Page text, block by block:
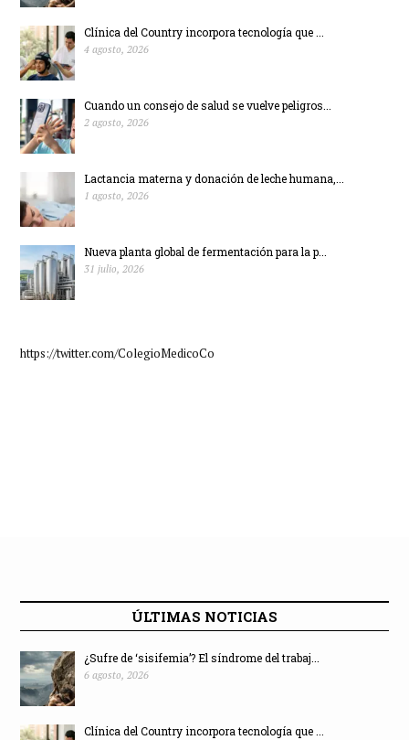
Clínica del Country incorpora tecnología que ...
4 agosto, 2026
Cuando un consejo de salud se vuelve peligros...
2 agosto, 2026
Lactancia materna y donación de leche humana,...
1 agosto, 2026
Nueva planta global de fermentación para la p...
31 julio, 2026
https://twitter.com/ColegioMedicoCo
ÚLTIMAS NOTICIAS
¿Sufre de ‘sisifemia’? El síndrome del trabaj...
6 agosto, 2026
Clínica del Country incorpora tecnología que ...